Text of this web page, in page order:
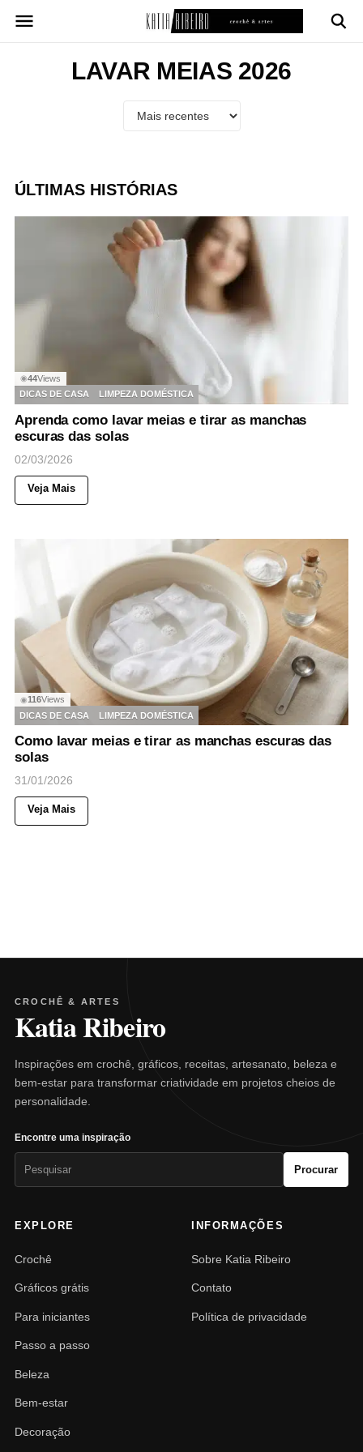
para
LAVAR MEIAS 2026
ÚLTIMAS HISTÓRIAS
◉44Views
DICAS DE CASA
LIMPEZA DOMÉSTICA
Aprenda como lavar meias e tirar as manchas
escuras das solas
02/03/2026
Veja Mais
◉116Views
DICAS DE CASA
LIMPEZA DOMÉSTICA
Como lavar meias e tirar as manchas escuras das
solas
31/01/2026
Veja Mais
CROCHÊ & ARTES
Katia Ribeiro
Inspirações em crochê, gráficos, receitas, artesanato, beleza e
bem-estar para transformar criatividade em projetos cheios de
personalidade.
Encontre uma inspiração
Procurar
EXPLORE
Crochê
Gráficos grátis
Para iniciantes
Passo a passo
Beleza
Bem-estar
Decoração
INFORMAÇÕES
Sobre Katia Ribeiro
Contato
Política de privacidade